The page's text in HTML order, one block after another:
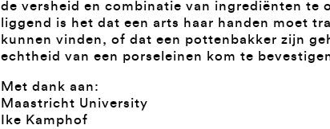
de versheid en combinatie van ingrediënten te
liggend is het dat een arts haar handen moet
kunnen vinden, of dat een pottenbakker zijn
echtheid van een porseleinen kom te
Met dank aan:
Maastricht University
Ike Kamphof